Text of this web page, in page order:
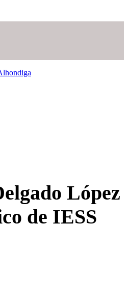
López
de IESS